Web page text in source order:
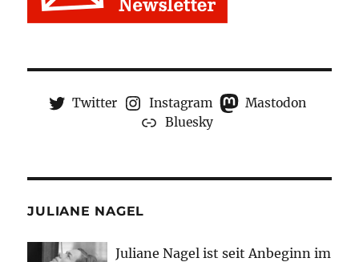
Twitter Instagram
Mastodon
Bluesky
JULIANE NAGEL
Juliane Nagel ist seit Anbeginn im